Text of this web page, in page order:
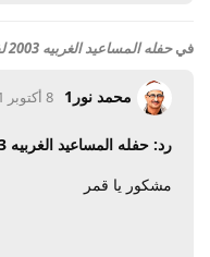
فيحفله المساعيد الغربيه 2003 لفضيلة الشيخ محمود صديق المنشاوى
محمد نور1 8 أكتوبر 2011
رد: حفله المساعيد الغربيه 2003
مشكور يا قمر